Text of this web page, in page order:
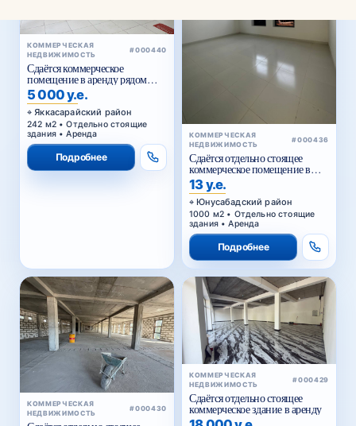
КОММЕРЧЕСКАЯ
НЕДВИЖИМОСТЬ
#000440
Сдаётся коммерческое
помещение в аренду рядом
Голубые купола
5 000 у.е.
Яккасарайский район
242 м2 • Отдельно стоящие
здания • Аренда
Подробнее
КОММЕРЧЕСКАЯ
НЕДВИЖИМОСТЬ
#000436
Сдаётся отдельно стоящее
коммерческое помещение в
аренду
13 у.е.
Юнусабадский район
1000 м2 • Отдельно стоящие
здания • Аренда
Подробнее
КОММЕРЧЕСКАЯ
НЕДВИЖИМОСТЬ
#000430
КОММЕРЧЕСКАЯ
НЕДВИЖИМОСТЬ
#000429
Сдаётся отдельно стоящее
коммерческое здание в аренду
18 000 у.е.